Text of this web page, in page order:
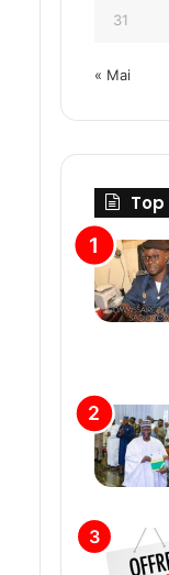
31
« Mai
Top